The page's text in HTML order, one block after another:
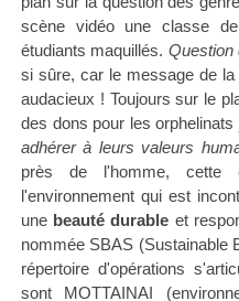
scène vidéo une classe
étudiants maquillés. Question
si sûre, car le message de la
audacieux ! Toujours sur le
des dons pour les
adhérer à leurs valeurs
près de l'homme, cette
l'environnement qui est
une beauté durable et
nommée SBAS (Sustainable
répertoire d'opérations
sont MOTTAINAI